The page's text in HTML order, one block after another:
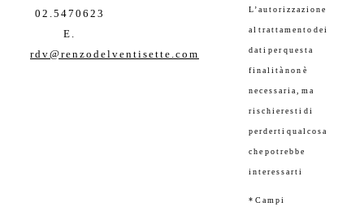
02.5470623
E.
rdv@renzodelventisette.com
L’autorizzazione
al trattamento dei
dati per questa
finalità non è
necessaria, ma
rischieresti di
perderti qualcosa
che potrebbe
interessarti
* Campi